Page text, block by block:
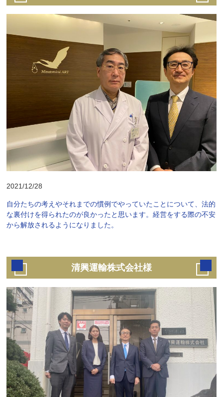
2021/12/28
自分たちの考えやそれまでの慣例でやっていたことについて、法的
な裏付けを得られたのが良かったと思います。経営をする際の不安
から解放されるようになりました。
清興運輸株式会社様